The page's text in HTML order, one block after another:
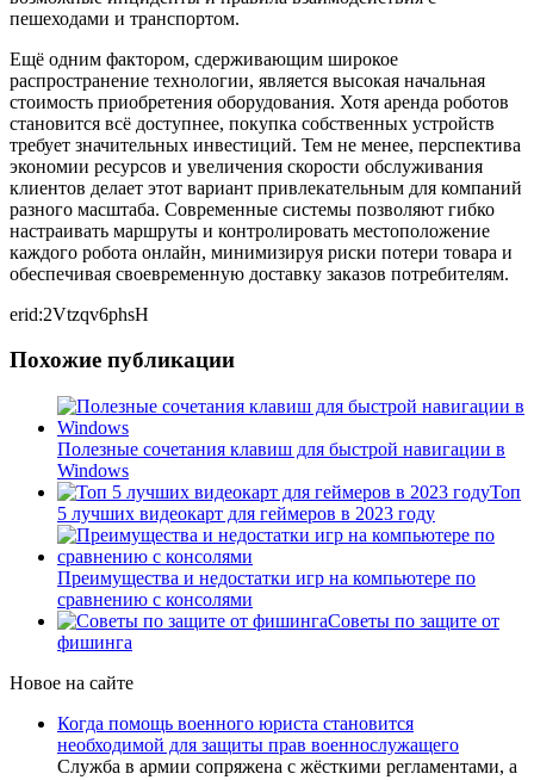
пешеходами и транспортом.
Ещё одним фактором, сдерживающим широкое
распространение технологии, является высокая начальная
стоимость приобретения оборудования. Хотя аренда роботов
становится всё доступнее, покупка собственных устройств
требует значительных инвестиций. Тем не менее, перспектива
экономии ресурсов и увеличения скорости обслуживания
клиентов делает этот вариант привлекательным для компаний
разного масштаба. Современные системы позволяют гибко
настраивать маршруты и контролировать местоположение
каждого робота онлайн, минимизируя риски потери товара и
обеспечивая своевременную доставку заказов потребителям.
erid:2Vtzqv6phsH
Похожие публикации
Полезные сочетания клавиш для быстрой навигации в
Windows
Топ
5 лучших видеокарт для геймеров в 2023 году
Преимущества и недостатки игр на компьютере по
сравнению с консолями
Советы по защите от
фишинга
Новое на сайте
Когда помощь военного юриста становится
необходимой для защиты прав военнослужащего
Служба в армии сопряжена с жёсткими регламентами, а